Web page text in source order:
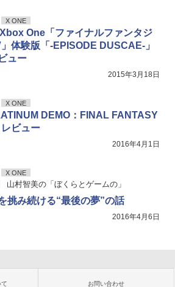
X ONE
One「ファイナルファンタジ
体験版「-EPISODE DUSCAE-」
ュー
2015年3月18日
X ONE
DEMO：FINAL FANTASY
ビュー
2016年4月1日
X ONE
山村智美の「ぼくらとゲームの」
挑み続ける“最後の夢”の話
2016年4月6日
お問い合わせ